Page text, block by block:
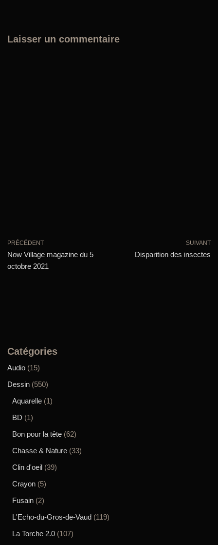
Laisser un commentaire
PRÉCÉDENT
Now Village magazine du 5
octobre 2021
SUIVANT
Disparition des insectes
Catégories
Audio (15)
Dessin (550)
Aquarelle (1)
BD (1)
Bon pour la tête (62)
Chasse & Nature (33)
Clin d'oeil (39)
Crayon (5)
Fusain (2)
L'Echo-du-Gros-de-Vaud (119)
La Torche 2.0 (107)